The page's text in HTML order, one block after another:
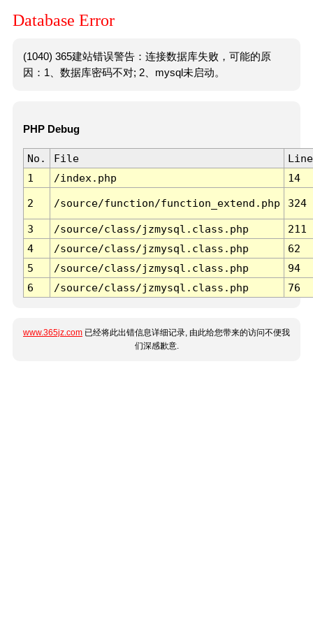
Database Error
(1040) 365建站错误警告：连接数据库失败，可能的原
因：1、数据库密码不对; 2、mysql未启动。
PHP Debug
No. File
Line
1
/index.php 14
2 /source/function/function_extend.php 324
3 /source/class/jzmysql.class.php
211
4
/source/class/jzmysql.class.php
62
5
/source/class/jzmysql.class.php
94
6
/source/class/jzmysql.class.php 76
www.365jz.com 已经将此出错信息详细记录, 由此给您带来的访问不便我
们深感歉意.